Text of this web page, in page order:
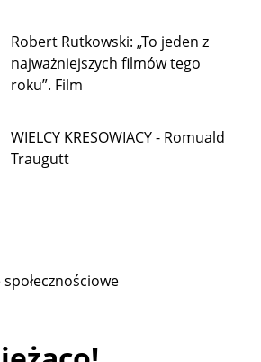
Robert Rutkowski: „To jeden z
najważniejszych filmów tego
roku”. Film
WIELCY KRESOWIACY - Romuald
Traugutt